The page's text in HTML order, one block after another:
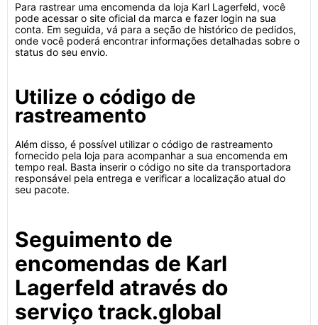
Para rastrear uma encomenda da loja Karl Lagerfeld, você
pode acessar o site oficial da marca e fazer login na sua
conta. Em seguida, vá para a seção de histórico de pedidos,
onde você poderá encontrar informações detalhadas sobre o
status do seu envio.
Utilize o código de
rastreamento
Além disso, é possível utilizar o código de rastreamento
fornecido pela loja para acompanhar a sua encomenda em
tempo real. Basta inserir o código no site da transportadora
responsável pela entrega e verificar a localização atual do
seu pacote.
Seguimento de
encomendas de Karl
Lagerfeld através do
serviço track.global